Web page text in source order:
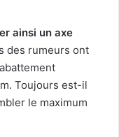
ainsi un axe
des rumeurs ont
Toujours est-il
le maximum